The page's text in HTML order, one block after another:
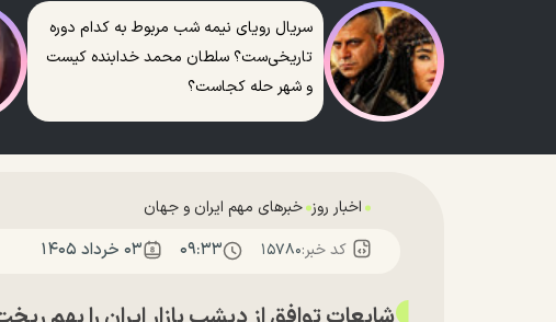
سریال رویای نیمه شب مربوط به کدام دوره
تاریخی‌ست؟ سلطان محمد خدابنده کیست
و شهر حله کجاست؟
اخبار روز خبرهای مهم ایران و جهان
کد خبر:۱۵۷۸۰ ۰۹:۳۳ ۰۳ خرداد ۱۴۰۵